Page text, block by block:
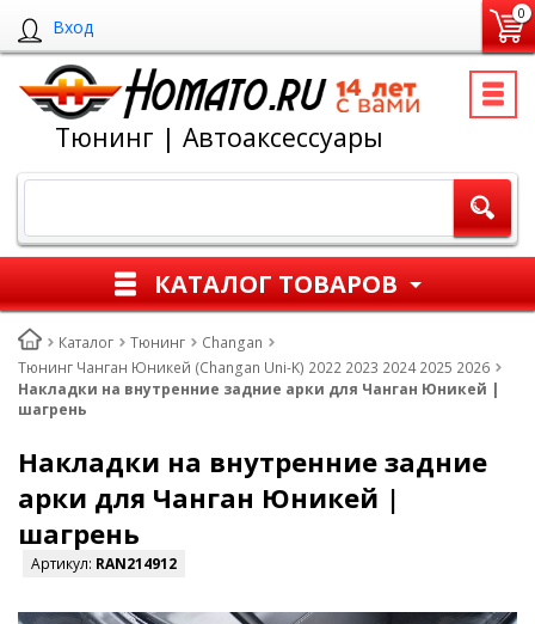
Вход
0
Тюнинг | Автоаксессуары
КАТАЛОГ ТОВАРОВ
Каталог Тюнинг
Changan
Тюнинг Чанган Юникей (Changan Uni-K) 2022 2023 2024 2025 2026
Накладки на внутренние задние арки для Чанган Юникей |
шагрень
Накладки на внутренние задние
арки для Чанган Юникей |
шагрень
Артикул: RAN214912